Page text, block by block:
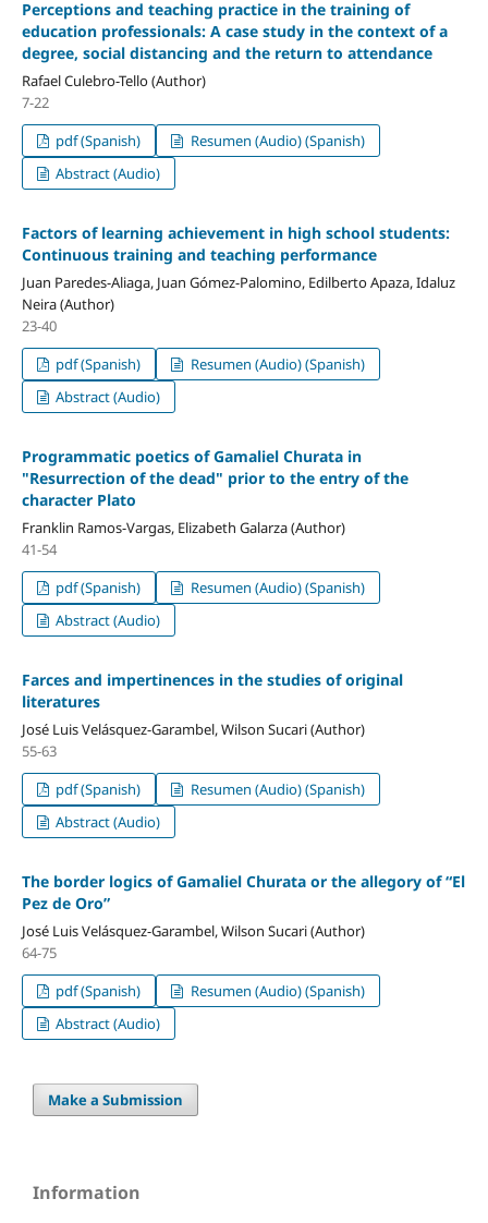
Perceptions and teaching practice in the training of
education professionals: A case study in the context of a
degree, social distancing and the return to attendance
Rafael Culebro-Tello (Author)
7-22
pdf (Spanish)
Resumen (Audio) (Spanish)
Abstract (Audio)
Factors of learning achievement in high school students:
Continuous training and teaching performance
Juan Paredes-Aliaga, Juan Gómez-Palomino, Edilberto Apaza, Idaluz
Neira (Author)
23-40
pdf (Spanish)
Resumen (Audio) (Spanish)
Abstract (Audio)
Programmatic poetics of Gamaliel Churata in
"Resurrection of the dead" prior to the entry of the
character Plato
Franklin Ramos-Vargas, Elizabeth Galarza (Author)
41-54
pdf (Spanish)
Resumen (Audio) (Spanish)
Abstract (Audio)
Farces and impertinences in the studies of original
literatures
José Luis Velásquez-Garambel, Wilson Sucari (Author)
55-63
pdf (Spanish)
Resumen (Audio) (Spanish)
Abstract (Audio)
The border logics of Gamaliel Churata or the allegory of “El
Pez de Oro”
José Luis Velásquez-Garambel, Wilson Sucari (Author)
64-75
pdf (Spanish)
Resumen (Audio) (Spanish)
Abstract (Audio)
Make a Submission
Information